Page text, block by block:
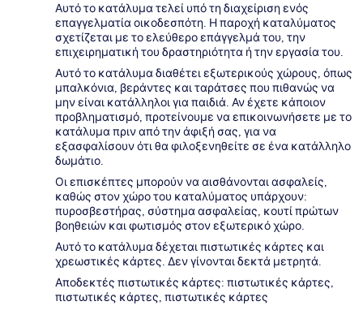
Αυτό το κατάλυμα τελεί υπό τη διαχείριση ενός
επαγγελματία οικοδεσπότη. Η παροχή καταλύματος
σχετίζεται με το ελεύθερο επάγγελμά του, την
επιχειρηματική του δραστηριότητα ή την εργασία του.
Αυτό το κατάλυμα διαθέτει εξωτερικούς χώρους, όπως
μπαλκόνια, βεράντες και ταράτσες που πιθανώς να
μην είναι κατάλληλοι για παιδιά. Αν έχετε κάποιον
προβληματισμό, προτείνουμε να επικοινωνήσετε με το
κατάλυμα πριν από την άφιξή σας, για να
εξασφαλίσουν ότι θα φιλοξενηθείτε σε ένα κατάλληλο
δωμάτιο.
Οι επισκέπτες μπορούν να αισθάνονται ασφαλείς,
καθώς στον χώρο του καταλύματος υπάρχουν:
πυροσβεστήρας, σύστημα ασφαλείας, κουτί πρώτων
βοηθειών και φωτισμός στον εξωτερικό χώρο.
Αυτό το κατάλυμα δέχεται πιστωτικές κάρτες και
χρεωστικές κάρτες. Δεν γίνονται δεκτά μετρητά.
Αποδεκτές πιστωτικές κάρτες: πιστωτικές κάρτες,
πιστωτικές κάρτες, πιστωτικές κάρτες